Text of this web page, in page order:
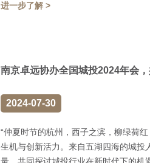
进一步了解 >
南京卓远协办全国城投2024年会
2024-07-30
“仲夏时节的杭州，西子之滨，柳绿荷
生机与创新活力。来自五湖四海的城投